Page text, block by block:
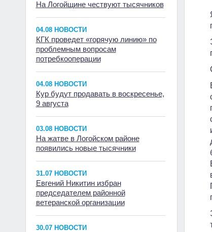
На Логойщине чествуют тысячников
04.08 НОВОСТИ
КГК проведет «горячую линию» по
проблемным вопросам
потребкооперации
04.08 НОВОСТИ
Кур будут продавать в воскресенье,
9 августа
03.08 НОВОСТИ
На жатве в Логойском районе
появились новые тысячники
31.07 НОВОСТИ
Евгений Никитин избран
председателем районной
ветеранской организации
30.07 НОВОСТИ